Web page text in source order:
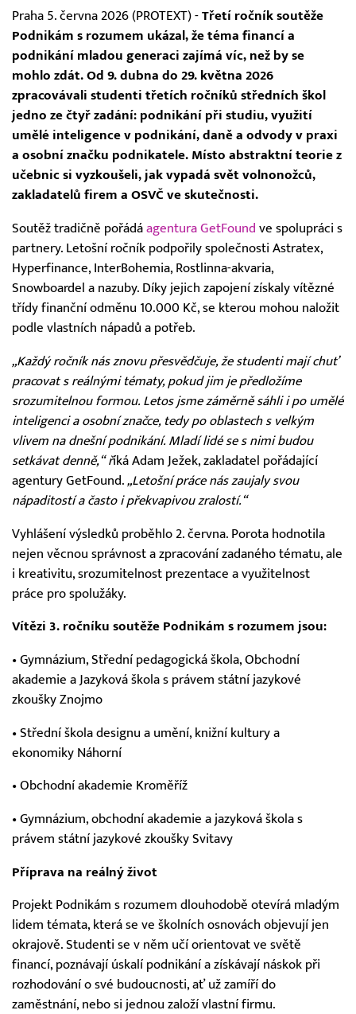
Praha 5. června 2026 (PROTEXT) - Třetí ročník soutěže
Podnikám s rozumem ukázal, že téma financí a
podnikání mladou generaci zajímá víc, než by se
mohlo zdát. Od 9. dubna do 29. května 2026
zpracovávali studenti třetích ročníků středních škol
jedno ze čtyř zadání: podnikání při studiu, využití
umělé inteligence v podnikání, daně a odvody v praxi
a osobní značku podnikatele. Místo abstraktní teorie z
učebnic si vyzkoušeli, jak vypadá svět volnonožců,
zakladatelů firem a OSVČ ve skutečnosti.
Soutěž tradičně pořádá agentura GetFound ve spolupráci s
partnery. Letošní ročník podpořily společnosti Astratex,
Hyperfinance, InterBohemia, Rostlinna-akvaria,
Snowboardel a nazuby. Díky jejich zapojení získaly vítězné
třídy finanční odměnu 10.000 Kč, se kterou mohou naložit
podle vlastních nápadů a potřeb.
„Každý ročník nás znovu přesvědčuje, že studenti mají chuť
pracovat s reálnými tématy, pokud jim je předložíme
srozumitelnou formou. Letos jsme záměrně sáhli i po umělé
inteligenci a osobní značce, tedy po oblastech s velkým
vlivem na dnešní podnikání. Mladí lidé se s nimi budou
setkávat denně,“ říká Adam Ježek, zakladatel pořádající
agentury GetFound. „Letošní práce nás zaujaly svou
nápaditostí a často i překvapivou zralostí.“
Vyhlášení výsledků proběhlo 2. června. Porota hodnotila
nejen věcnou správnost a zpracování zadaného tématu, ale
i kreativitu, srozumitelnost prezentace a využitelnost
práce pro spolužáky.
Vítězi 3. ročníku soutěže Podnikám s rozumem jsou:
• Gymnázium, Střední pedagogická škola, Obchodní
akademie a Jazyková škola s právem státní jazykové
zkoušky Znojmo
• Střední škola designu a umění, knižní kultury a
ekonomiky Náhorní
• Obchodní akademie Kroměříž
• Gymnázium, obchodní akademie a jazyková škola s
právem státní jazykové zkoušky Svitavy
Příprava na reálný život
Projekt Podnikám s rozumem dlouhodobě otevírá mladým
lidem témata, která se ve školních osnovách objevují jen
okrajově. Studenti se v něm učí orientovat ve světě
financí, poznávají úskalí podnikání a získávají náskok při
rozhodování o své budoucnosti, ať už zamíří do
zaměstnání, nebo si jednou založí vlastní firmu.